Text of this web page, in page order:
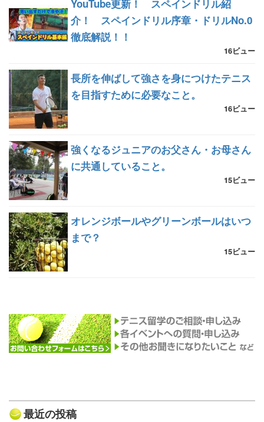
YouTube更新！ スペインドリル紹
介！ スペインドリル序章・ドリルNo.0
徹底解説！！
16ビュー
長所を伸ばして強さを身につけたテニス
を目指すために必要なこと。
16ビュー
強くなるジュニアのお父さん・お母さん
に共通していること。
15ビュー
オレンジボールやグリーンボールはいつ
まで？
15ビュー
最近の投稿